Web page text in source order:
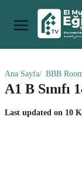
Ana Sayfa BBB
A1 B Sınıfı
Last updated on 10